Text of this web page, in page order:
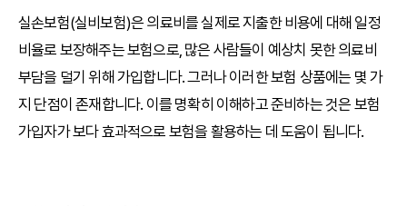
실손보험(실비보험)은 의료비를 실제로 지출한 비용에 대해 일정
비율로 보장해주는 보험으로, 많은 사람들이 예상치 못한 의료비
부담을 덜기 위해 가입합니다. 그러나 이러한 보험 상품에는 몇 가
지 단점이 존재합니다. 이를 명확히 이해하고 준비하는 것은 보험
가입자가 보다 효과적으로 보험을 활용하는 데 도움이 됩니다.